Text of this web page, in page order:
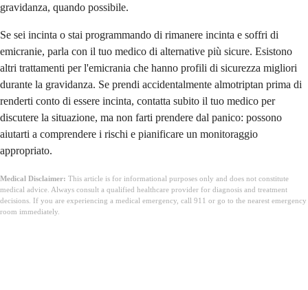
gravidanza, quando possibile.
Se sei incinta o stai programmando di rimanere incinta e soffri di
emicranie, parla con il tuo medico di alternative più sicure. Esistono
altri trattamenti per l'emicrania che hanno profili di sicurezza migliori
durante la gravidanza. Se prendi accidentalmente almotriptan prima di
renderti conto di essere incinta, contatta subito il tuo medico per
discutere la situazione, ma non farti prendere dal panico: possono
aiutarti a comprendere i rischi e pianificare un monitoraggio
appropriato.
Medical Disclaimer: This article is for informational purposes only and does not constitute
medical advice. Always consult a qualified healthcare provider for diagnosis and treatment
decisions. If you are experiencing a medical emergency, call 911 or go to the nearest emergency
room immediately.